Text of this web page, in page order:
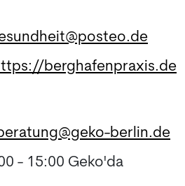
berghafenpraxis.de
berlin.de
- 15:00 Geko'da